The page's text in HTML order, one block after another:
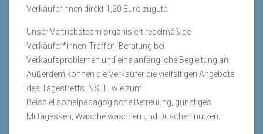
VerkäuferInnen direkt 1,20 Euro zugute.
Unser Vertriebsteam organisiert regelmäßige
Verkäufer*innen-Treffen, Beratung bei
Verkaufsproblemen und eine anfängliche Begleitung an.
Außerdem können die Verkäufer die vielfältigen Angebote
des Tagestreffs INSEL, wie zum
Beispiel sozialpädagogische Betreuung, günstiges
Mittagessen, Wäsche waschen und Duschen nutzen.